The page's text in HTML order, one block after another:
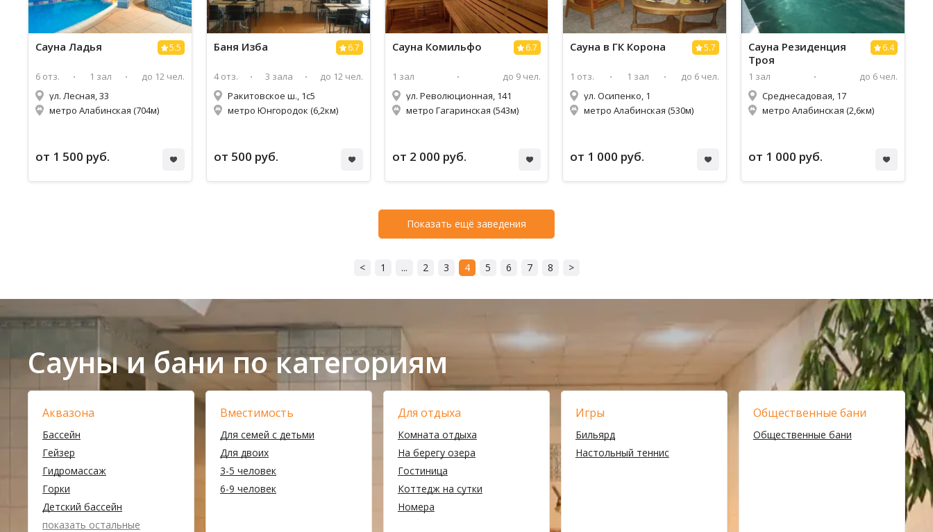
5.5
Сауна Ладья
6 отз. 1 зал
до 12 чел.
ул. Лесная, 33
метро Алабинская (704м)
от 1 500 руб.
6.7
Баня Изба
4 отз. 3 зала
до 12 чел.
Ракитовское ш., 1с5
метро Юнгородок (6,2км)
от 500 руб.
6.7
Сауна Комильфо
1 зал
до 9 чел.
ул. Революционная, 141
метро Гагаринская (543м)
от 2 000 руб.
5.7
Сауна в ГК Корона
1 отз. 1 зал
до 6 чел.
ул. Осипенко, 1
метро Алабинская (530м)
от 1 000 руб.
6.4
Сауна Резиденция
Троя
1 зал
до 6 чел.
Среднесадовая, 17
метро Алабинская (2,6км)
от 1 000 руб.
Показать ещё заведения
< 1 ... 2 3 4 5 6 7 8 >
Сауны и бани по категориям
Аквазона
Бассейн
Гейзер
Гидромассаж
Горки
Детский бассейн
показать остальные
Вместимость
Для семей с детьми
Для двоих
3-5 человек
6-9 человек
Для отдыха
Комната отдыха
На берегу озера
Гостиница
Коттедж на сутки
Номера
Игры
Бильярд
Настольный теннис
Общественные бани
Общественные бани